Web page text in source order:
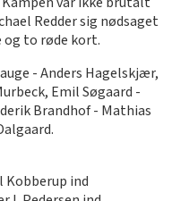
Redder sig nødsaget
to røde kort.
- Anders Hagelskjær,
Emil Søgaard -
Brandhof - Mathias
Kobberup ind